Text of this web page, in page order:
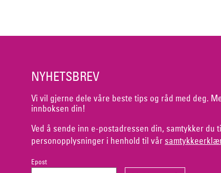
NYHETSBREV
Vi vil gjerne dele våre beste tips og råd med deg.
innboksen din!
Ved å sende inn e-postadressen din, samtykker du
personopplysninger i henhold til vår
Epost